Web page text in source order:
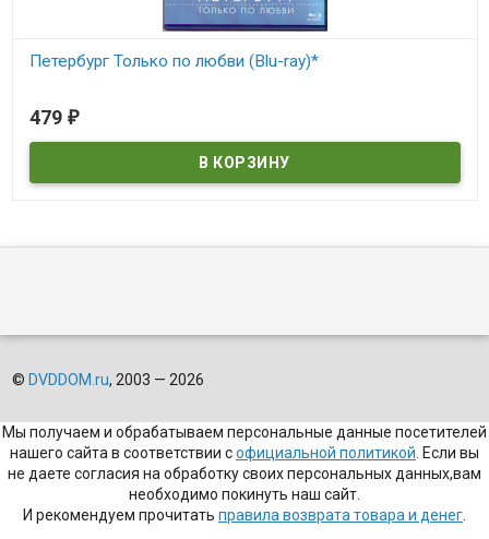
→
Ctrl+Enter
ДОСТУПНЫЕ СКИДКИ
Кэшбек 5% при оплате на сайте